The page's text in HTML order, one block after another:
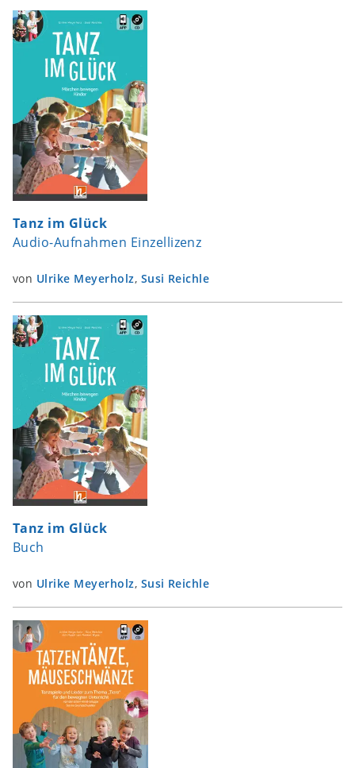
Tanz im Glück
Audio-Aufnahmen Einzellizenz
von Ulrike Meyerholz, Susi Reichle
Tanz im Glück
Buch
von Ulrike Meyerholz, Susi Reichle